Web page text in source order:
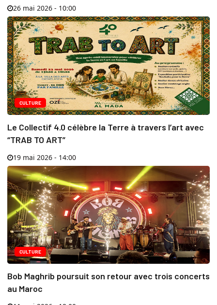
26 mai 2026 - 10:00
CULTURE
Le Collectif 4.0 célèbre la Terre à travers l’art avec
“TRAB TO ART”
19 mai 2026 - 14:00
CULTURE
Bob Maghrib poursuit son retour avec trois concerts
au Maroc